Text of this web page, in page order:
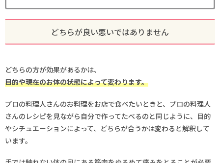
どちらが良い悪いではありません
どちらの方が効果があるかは、
目的や現在のお体の状態によって変わります。
プロの料理人さんのお料理をお店で食べたいときと、プロの料理人
さんのレシピを見ながら自分で作ってたべるのと同じように、目的
やシチュエーションによって、どちらが合うかは変わると解釈して
います。